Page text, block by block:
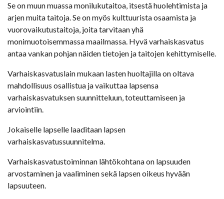
Se on muun muassa monilukutaitoa, itsestä huolehtimista ja
arjen muita taitoja. Se on myös kulttuurista osaamista ja
vuorovaikutustaitoja, joita tarvitaan yhä
monimuotoisemmassa maailmassa. Hyvä varhaiskasvatus
antaa vankan pohjan näiden tietojen ja taitojen kehittymiselle.
Varhaiskasvatuslain mukaan lasten huoltajilla on oltava
mahdollisuus osallistua ja vaikuttaa lapsensa
varhaiskasvatuksen suunnitteluun, toteuttamiseen ja
arviointiin.
Jokaiselle lapselle laaditaan lapsen
varhaiskasvatussuunnitelma.
Varhaiskasvatustoiminnan lähtökohtana on lapsuuden
arvostaminen ja vaaliminen sekä lapsen oikeus hyvään
lapsuuteen.